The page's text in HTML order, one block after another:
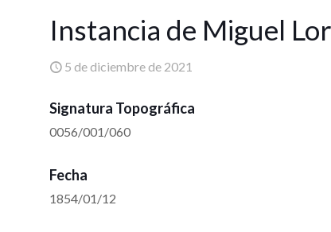
Instancia de Miguel
5 de diciembre de 2021
Signatura Topográfica
0056/001/060
Fecha
1854/01/12